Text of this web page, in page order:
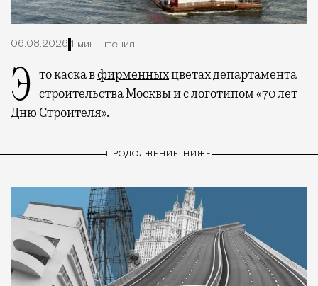
06.08.2026 1 мин. чтения
Это каска вфирменныхцветах департамента
строительства Москвы и с логотипом «70 лет
Дню Строителя».
ПРОДОЛЖЕНИЕ НИЖЕ